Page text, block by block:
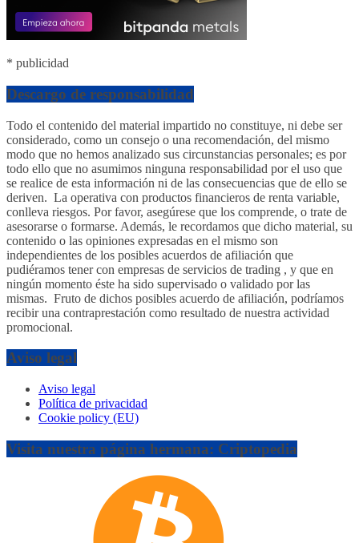
* publicidad
Descargo de responsabilidad
Todo el contenido del material impartido no constituye, ni debe ser
considerado, como un consejo o una recomendación, del mismo
modo que no hemos analizado sus circunstancias personales; es por
todo ello que no asumimos ninguna responsabilidad por el uso que
se realice de esta información ni de las consecuencias que de ello se
deriven. La operativa con productos financieros de renta variable,
conlleva riesgos. Por favor, asegúrese que los comprende, o trate de
asesorarse o formarse. Además, le recordamos que dicho material, su
contenido o las opiniones expresadas en el mismo son
independientes de los posibles acuerdos de afiliación que
pudiéramos tener con empresas de servicios de trading , y que en
ningún momento éste ha sido supervisado o validado por las
mismas. Fruto de dichos posibles acuerdo de afiliación, podríamos
recibir una contraprestación como resultado de nuestra actividad
promocional.
Aviso legal
Aviso legal
Política de privacidad
Cookie policy (EU)
Visita nuestra página hermana: Criptopedia